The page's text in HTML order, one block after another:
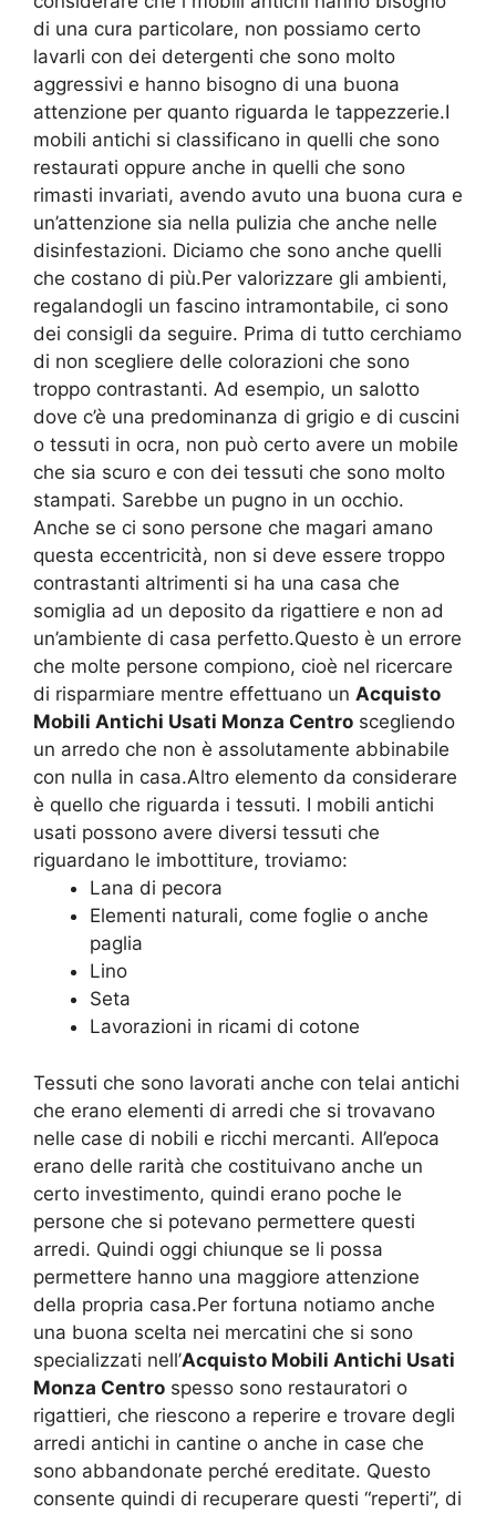
di una cura particolare, non possiamo certo
lavarli con dei detergenti che sono molto
aggressivi e hanno bisogno di una buona
attenzione per quanto riguarda le tappezzerie.I
mobili antichi si classificano in quelli che sono
restaurati oppure anche in quelli che sono
rimasti invariati, avendo avuto una buona cura e
un’attenzione sia nella pulizia che anche nelle
disinfestazioni. Diciamo che sono anche quelli
che costano di più.Per valorizzare gli ambienti,
regalandogli un fascino intramontabile, ci sono
dei consigli da seguire. Prima di tutto cerchiamo
di non scegliere delle colorazioni che sono
troppo contrastanti. Ad esempio, un salotto
dove c’è una predominanza di grigio e di cuscini
o tessuti in ocra, non può certo avere un mobile
che sia scuro e con dei tessuti che sono molto
stampati. Sarebbe un pugno in un occhio.
Anche se ci sono persone che magari amano
questa eccentricità, non si deve essere troppo
contrastanti altrimenti si ha una casa che
somiglia ad un deposito da rigattiere e non ad
un’ambiente di casa perfetto.Questo è un errore
che molte persone compiono, cioè nel ricercare
di risparmiare mentre effettuano un Acquisto
Mobili Antichi Usati Monza Centro scegliendo
un arredo che non è assolutamente abbinabile
con nulla in casa.Altro elemento da considerare
è quello che riguarda i tessuti. I mobili antichi
usati possono avere diversi tessuti che
riguardano le imbottiture, troviamo:
Lana di pecora
Elementi naturali, come foglie o anche
paglia
Lino
Seta
Lavorazioni in ricami di cotone
Tessuti che sono lavorati anche con telai antichi
che erano elementi di arredi che si trovavano
nelle case di nobili e ricchi mercanti. All’epoca
erano delle rarità che costituivano anche un
certo investimento, quindi erano poche le
persone che si potevano permettere questi
arredi. Quindi oggi chiunque se li possa
permettere hanno una maggiore attenzione
della propria casa.Per fortuna notiamo anche
una buona scelta nei mercatini che si sono
specializzati nell’Acquisto Mobili Antichi Usati
Monza Centro spesso sono restauratori o
rigattieri, che riescono a reperire e trovare degli
arredi antichi in cantine o anche in case che
sono abbandonate perché ereditate. Questo
consente quindi di recuperare questi “reperti”, di